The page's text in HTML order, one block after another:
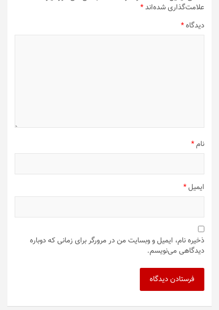
علامت‌گذاری شده‌اند*
دیدگاه*
نام*
ایمیل*
ذخیره نام، ایمیل و وبسایت من در مرورگر برای زمانی که دوباره
دیدگاهی می‌نویسم.